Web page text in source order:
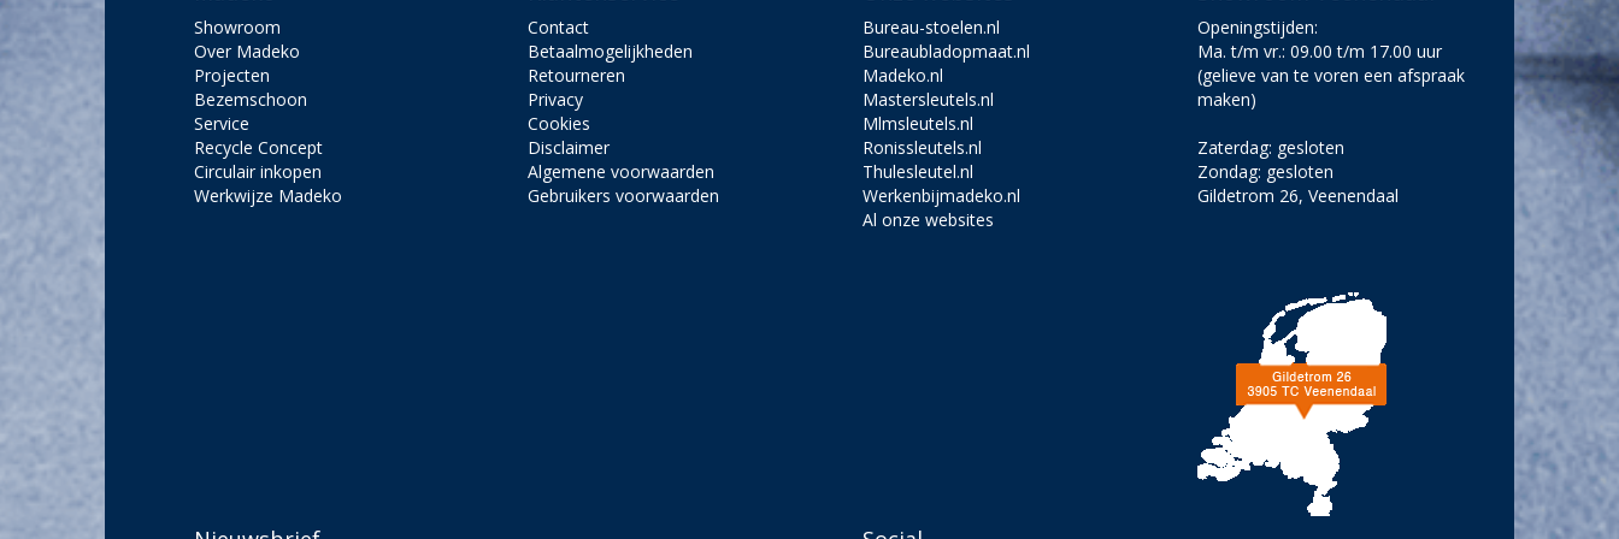
Showroom
Over Madeko
Projecten
Bezemschoon
Service
Recycle Concept
Circulair inkopen
Werkwijze Madeko
Contact
Betaalmogelijkheden
Retourneren
Privacy
Cookies
Disclaimer
Algemene voorwaarden
Gebruikers voorwaarden
Bureau-stoelen.nl
Bureaubladopmaat.nl
Madeko.nl
Mastersleutels.nl
Mlmsleutels.nl
Ronissleutels.nl
Thulesleutel.nl
Werkenbijmadeko.nl
Al onze websites
Openingstijden:
Ma. t/m vr.: 09.00 t/m 17.00 uur
(gelieve van te voren een afspraak
maken)
Zaterdag: gesloten
Zondag: gesloten
Gildetrom 26, Veenendaal